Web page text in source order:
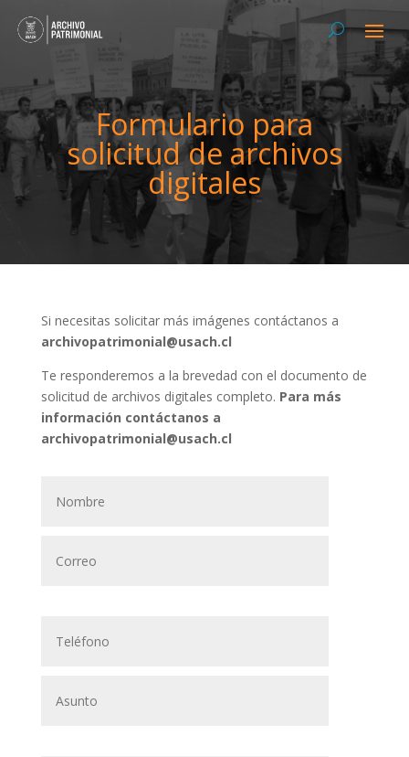
Formulario para
solicitud de archivos
digitales
Si necesitas solicitar más imágenes contáctanos a
archivopatrimonial@usach.cl
Te responderemos a la brevedad con el documento de
solicitud de archivos digitales completo. Para más
información contáctanos a
archivopatrimonial@usach.cl